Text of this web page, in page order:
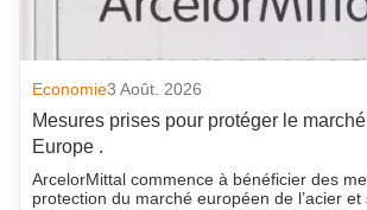
Economie3 Août. 2026
Mesures prises pour protéger le
Europe .
ArcelorMittal commence à bénéficier des
protection du marché européen de l’acier